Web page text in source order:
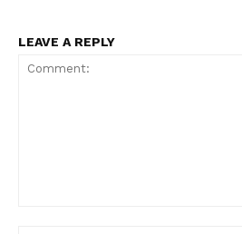
LEAVE A REPLY